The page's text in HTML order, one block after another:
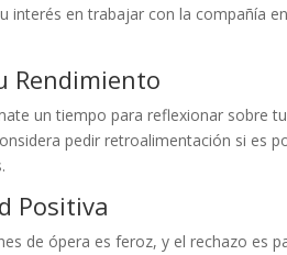
interés en trabajar con la compañía
Rendimiento
un tiempo para reflexionar sobre
pedir retroalimentación si es
Positiva
de ópera es feroz, y el rechazo es